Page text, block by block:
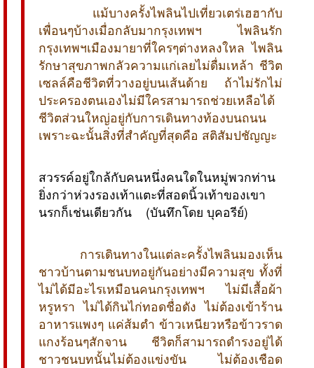
แม้บางครั้งไพลินไปเที่ยวเตร่เฮฮากับ
เพื่อนๆบ้างเมื่อกลับมากรุงเทพฯ ไพลินรัก
กรุงเทพฯเมืองมายาที่ใครๆต่างหลงใหล ไพลิน
รักษาสุขภาพกลัวความแก่เลยไม่ดื่มเหล้า ชีวิต
เซลล์คือชีวิตที่วางอยู่บนเส้นด้าย ถ้าไม่รักไม่
ประครองตนเองไม่มีใครสามารถช่วยเหลือได้
ชีวิตส่วนใหญ่อยู่กับการเดินทางท้องบนถนน
เพราะฉะนั้นสิ่งที่สำคัญที่สุดคือ สติสัมปชัญญะ
สวรรค์อยู่ใกล้กับคนหนึ่งคนใดในหมู่พวกท่าน
ยิ่งกว่าห่วงรองเท้าแตะที่สอดนิ้วเท้าของเขา
นรกก็เช่นเดียวกัน (บันทึกโดย บุคอรีย์)
การเดินทางในแต่ละครั้งไพลินมองเห็น
ชาวบ้านตามชนบทอยู่กันอย่างมีความสุข ทั้งที่
ไม่ได้มีอะไรเหมือนคนกรุงเทพฯ ไม่มีเสื้อผ้า
หรูหรา ไม่ได้กินไก่ทอดชื่อดัง ไม่ต้องเข้าร้าน
อาหารแพงๆ แค่ส้มตำ ข้าวเหนียวหรือข้าวราด
แกงร้อนๆสักจาน ชีวิตก็สามารถดำรงอยู่ได้
ชาวชนบทนั้นไม่ต้องแข่งขัน ไม่ต้องเชือด